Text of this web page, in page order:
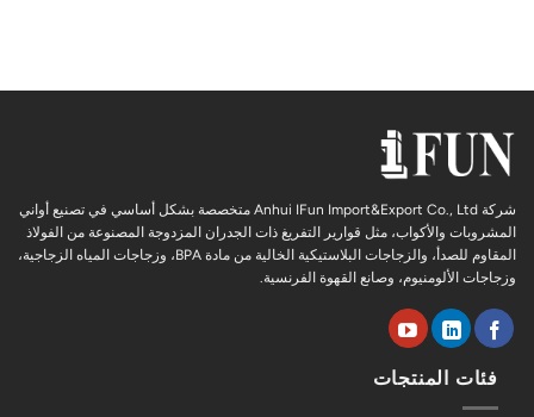
شركة Anhui IFun Import&Export Co., Ltd متخصصة بشكل أساسي في تصنيع أواني
المشروبات والأكواب، مثل قوارير التفريغ ذات الجدران المزدوجة المصنوعة من الفولاذ
المقاوم للصدأ، والزجاجات البلاستيكية الخالية من مادة BPA، وزجاجات المياه الزجاجية،
وزجاجات الألومنيوم، وصانع القهوة الفرنسية.
فئات المنتجات